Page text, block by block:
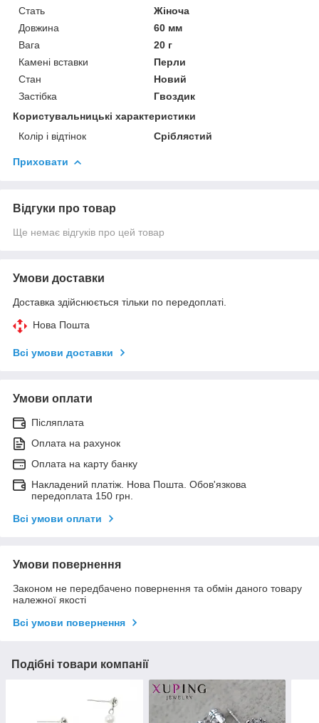
Стать
Жіноча
Довжина
60 мм
Вага
20 г
Камені вставки
Перли
Стан
Новий
Застібка
Гвоздик
Користувальницькі характеристики
Колір і відтінок
Сріблястий
Приховати
Відгуки про товар
Ще немає відгуків про цей товар
Умови доставки
Доставка здійснюється тільки по передоплаті.
Нова Пошта
Всі умови доставки
Умови оплати
Післяплата
Оплата на рахунок
Оплата на карту банку
Накладений платіж. Нова Пошта. Обов'язкова
передоплата 150 грн.
Всі умови оплати
Умови повернення
Законом не передбачено повернення та обмін даного товару
належної якості
Всі умови повернення
Подібні товари компанії